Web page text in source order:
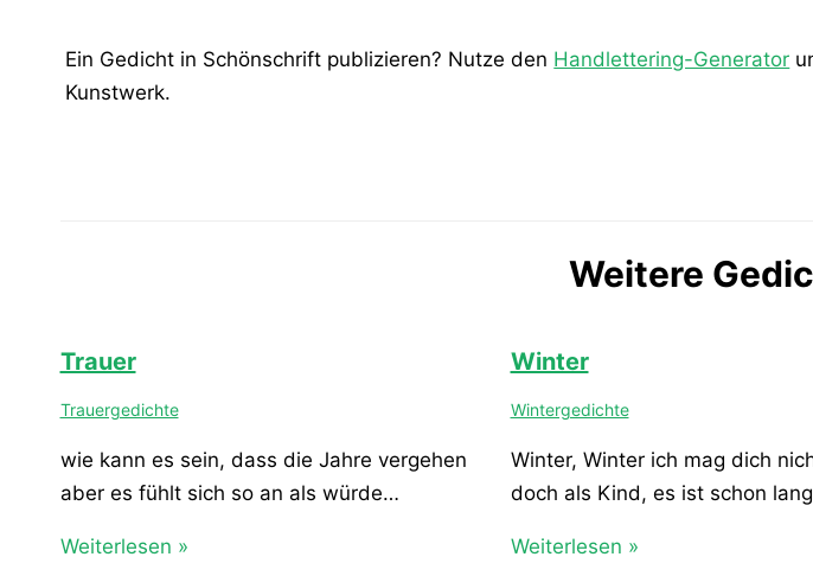
Ein Gedicht in Schönschrift publizieren? Nutze den Handlettering-Generator
Kunstwerk.
Weitere
Trauer
Trauergedichte
wie kann es sein, dass die Jahre vergehen
aber es fühlt sich so an als würde…
Weiterlesen »
Winter
Wintergedichte
Winter, Winter ich mag dich
doch als Kind, es ist schon
Weiterlesen »